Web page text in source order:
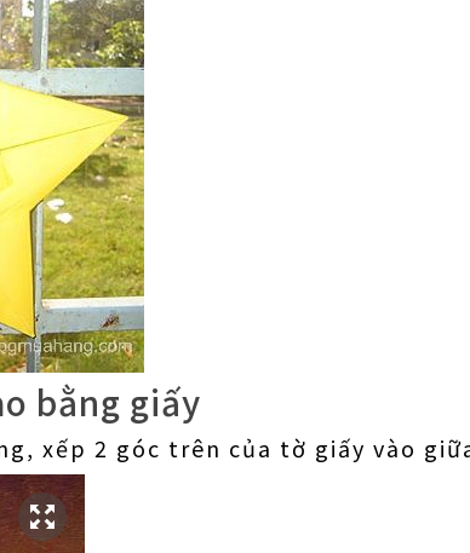
bằng giấy
xếp 2 góc trên của tờ giấy vào